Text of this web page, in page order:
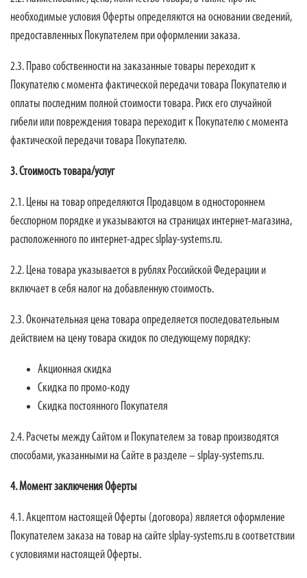
необходимые условия Оферты определяются на основании сведений,
предоставленных Покупателем при оформлении заказа.
2.3. Право собственности на заказанные товары переходит к
Покупателю с момента фактической передачи товара Покупателю и
оплаты последним полной стоимости товара. Риск его случайной
гибели или повреждения товара переходит к Покупателю с момента
фактической передачи товара Покупателю.
3. Стоимость товара/услуг
2.1. Цены на товар определяются Продавцом в одностороннем
бесспорном порядке и указываются на страницах интернет-магазина,
расположенного по интернет-адрес slplay-systems.ru.
2.2. Цена товара указывается в рублях Российской Федерации и
включает в себя налог на добавленную стоимость.
2.3. Окончательная цена товара определяется последовательным
действием на цену товара скидок по следующему порядку:
Акционная скидка
Скидка по промо-коду
Скидка постоянного Покупателя
2.4. Расчеты между Сайтом и Покупателем за товар производятся
способами, указанными на Сайте в разделе – slplay-systems.ru.
4. Момент заключения Оферты
4.1. Акцептом настоящей Оферты (договора) является оформление
Покупателем заказа на товар на сайте slplay-systems.ru в соответствии
с условиями настоящей Оферты.